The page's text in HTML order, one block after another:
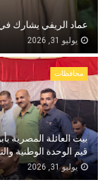
عماد الريفي يشارك في
يوليو 31, 2026
محافظات
بيت العائلة المصرية
قيم الوحدة الوطنية
يوليو 31, 2026